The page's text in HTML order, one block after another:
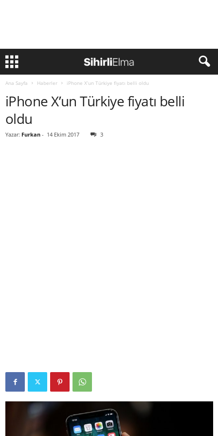
Ana Sayfa Haberler iPhone X’un Türkiye fiyatı belli oldu
iPhone X’un Türkiye fiyatı belli
oldu
Yazar: Furkan - 14 Ekim 2017 3